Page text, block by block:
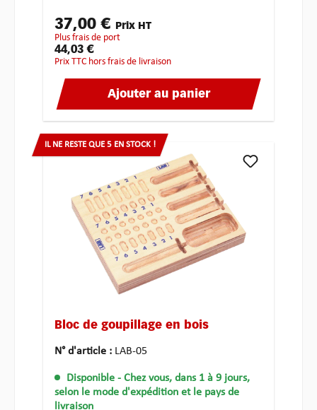
37,00 € Prix HT
plus frais de port
44,03 €
Prix TTC hors frais de livraison
Ajouter au panier
IL NE RESTE QUE 5 EN STOCK !
Bloc de goupillage en bois
N° d'article : LAB-05
Disponible - Chez vous, dans 1 à 9 jours,
selon le mode d'expédition et le pays de
livraison